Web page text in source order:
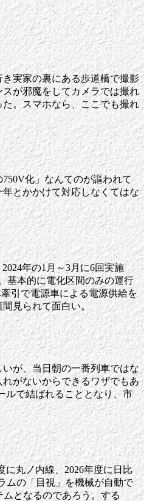
実家の裏にある歩道橋で撮影
が邪魔をしてカメラでは撮れ
。スマホなら、ここでも撮れ
化」なんてのが謳われて
とかかけて対応しなくてはな
年の1月～3月に6回実施
基本的に電化区間のみの運行
引で電源車による電源供給を
見られて面白い。
が、当日朝の一番列車ではな
がないからできるワザでもあ
ルで結ばれることとなり、市
に丸ノ内線、2026年度に日比
ムの「目視」を機械が自動で
となるのであろう。する